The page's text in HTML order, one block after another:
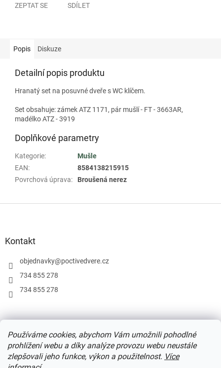
Používáme cookies, abychom Vám umožnili pohodlné
prohlížení webu a díky analýze provozu webu neustále
zlepšovali jeho funkce, výkon a použitelnost. Více
ZEPTAT SE SDÍLET
Popis Diskuze
Detailní popis produktu
Hranatý set na posuvné dveře s WC klíčem.
Set obsahuje: zámek ATZ 1171, pár mušlí - FT - 3663AR,
madélko ATZ - 3919
Doplňkové parametry
Kategorie:
Mušle
EAN:
8584138215915
Povrchová úprava: Broušená nerez
Kontakt
objednavky@poctivedvere.cz
734 855 278
734 855 278
Ochrana osobních údajů